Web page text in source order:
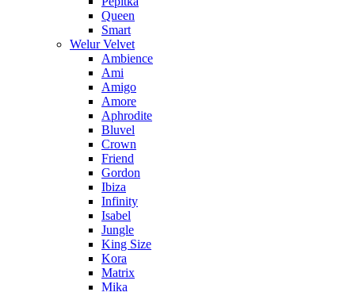
Queen
Smart
Welur Velvet
Ambience
Ami
Amigo
Amore
Aphrodite
Bluvel
Crown
Friend
Gordon
Ibiza
Infinity
Isabel
Jungle
King Size
Kora
Matrix
Mika